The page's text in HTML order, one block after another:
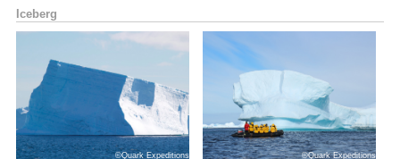
Iceberg
©Quark Expeditions ©Quark Expeditions